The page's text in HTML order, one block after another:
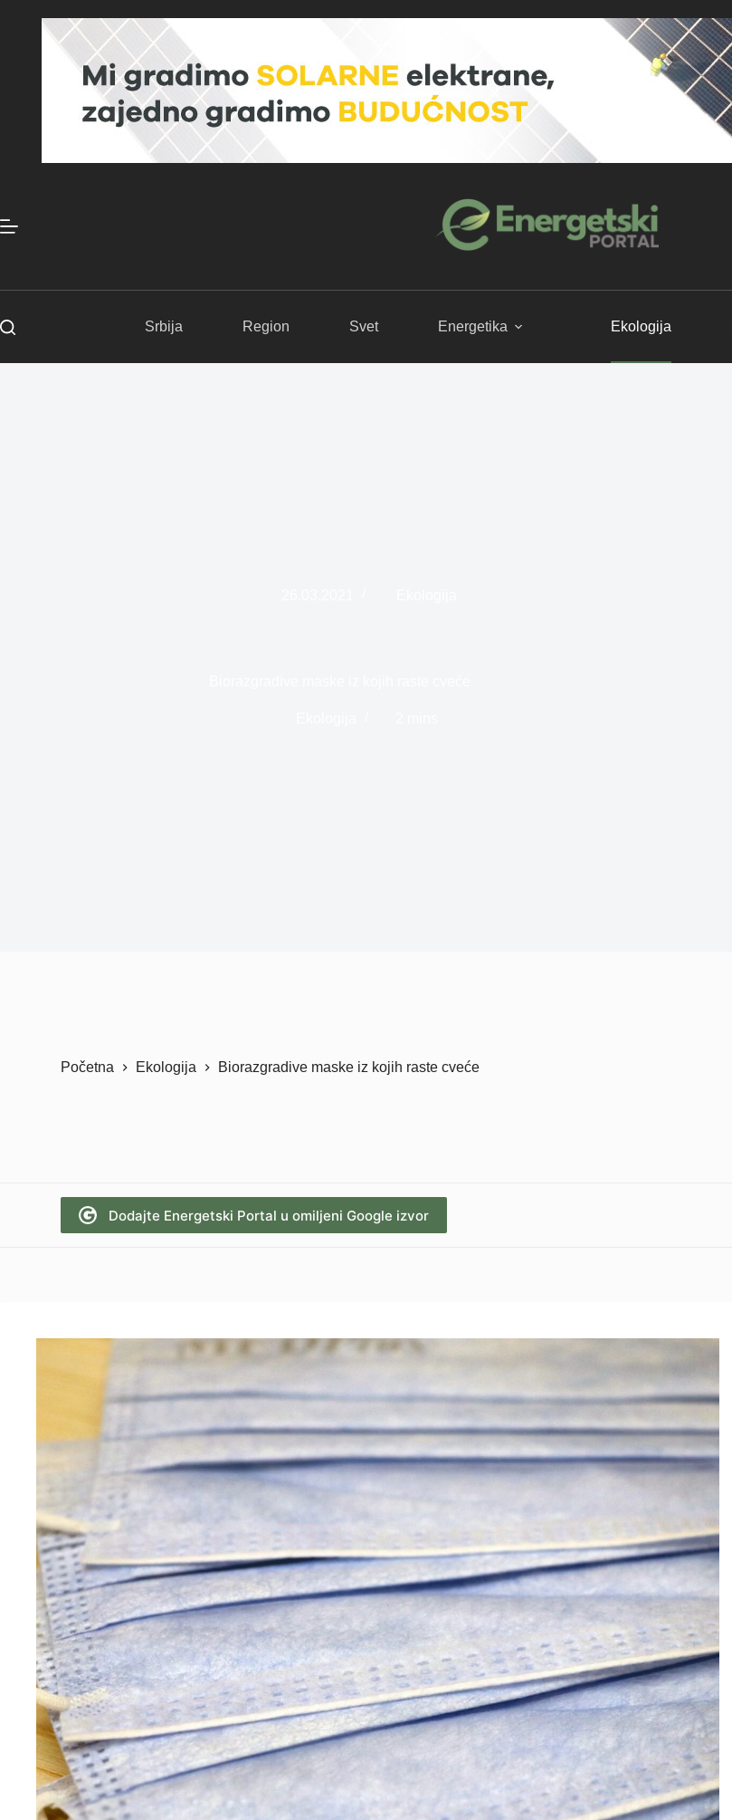
Srbija Region Svet Energetika Ekologija
Početna Ekologija Biorazgradive maske iz kojih raste cveće
Dodajte Energetski Portal u omiljeni Google izvor